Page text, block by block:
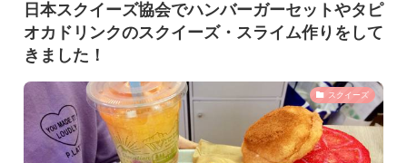
日本スクイーズ協会でハンバーガーセットやタピ
オカドリンクのスクイーズ・スライム作りをして
きました！
スクイーズ